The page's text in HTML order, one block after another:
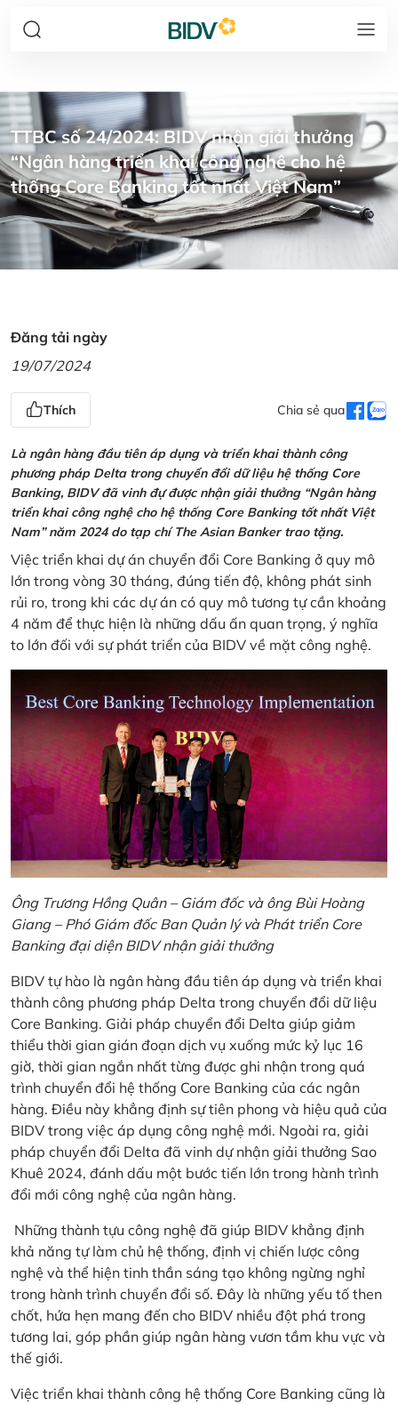
TTBC số 24/2024: BIDV nhận giải thưởng
“Ngân hàng triển khai công nghệ cho hệ
thống Core Banking tốt nhất Việt Nam”
Đăng tải ngày
19/07/2024
Thích Chia sẻ qua
Là ngân hàng đầu tiên áp dụng và triển khai thành công
phương pháp Delta trong chuyển đổi dữ liệu hệ thống Core
Banking, BIDV đã vinh đự được nhận giải thưởng “Ngân hàng
triển khai công nghệ cho hệ thống Core Banking tốt nhất Việt
Nam” năm 2024 do tạp chí The Asian Banker trao tặng.
Việc triển khai dự án chuyển đổi Core Banking ở quy mô
lớn trong vòng 30 tháng, đúng tiến độ, không phát sinh
rủi ro, trong khi các dự án có quy mô tương tự cần khoảng
4 năm để thực hiện là những dấu ấn quan trọng, ý nghĩa
to lớn đối với sự phát triển của BIDV về mặt công nghệ.
Ông Trương Hồng Quân – Giám đốc và ông Bùi Hoàng
Giang – Phó Giám đốc Ban Quản lý và Phát triển Core
Banking đại diện BIDV nhận giải thưởng
BIDV tự hào là ngân hàng đầu tiên áp dụng và triển khai
thành công phương pháp Delta trong chuyển đổi dữ liệu
Core Banking. Giải pháp chuyển đổi Delta giúp giảm
thiểu thời gian gián đoạn dịch vụ xuống mức kỷ lục 16
giờ, thời gian ngắn nhất từng được ghi nhận trong quá
trình chuyển đổi hệ thống Core Banking của các ngân
hàng. Điều này khẳng định sự tiên phong và hiệu quả của
BIDV trong việc áp dụng công nghệ mới. Ngoài ra, giải
pháp chuyển đổi Delta đã vinh dự nhận giải thưởng Sao
Khuê 2024, đánh dấu một bước tiến lớn trong hành trình
đổi mới công nghệ của ngân hàng.
Những thành tựu công nghệ đã giúp BIDV khẳng định
khả năng tự làm chủ hệ thống, định vị chiến lược công
nghệ và thể hiện tinh thần sáng tạo không ngừng nghỉ
trong hành trình chuyển đổi số. Đây là những yếu tố then
chốt, hứa hẹn mang đến cho BIDV nhiều đột phá trong
tương lai, góp phần giúp ngân hàng vươn tầm khu vực và
thế giới.
Việc triển khai thành công hệ thống Core Banking cũng là